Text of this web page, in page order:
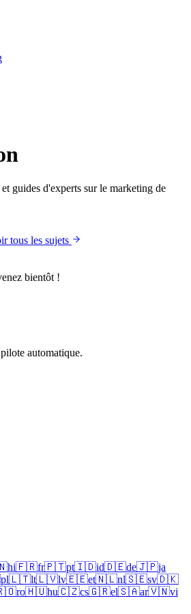
guides d'experts sur le marketing de
tous les sujets
bientôt !
automatique.
hi🇫🇷fr🇵🇹pt🇮🇩id🇩🇪de🇯🇵ja
pl🇱🇹lt🇱🇻lv🇪🇪et🇳🇱nl🇸🇪sv🇩🇰
ro🇭🇺hu🇨🇿cs🇬🇷el🇸🇦ar🇻🇳vi